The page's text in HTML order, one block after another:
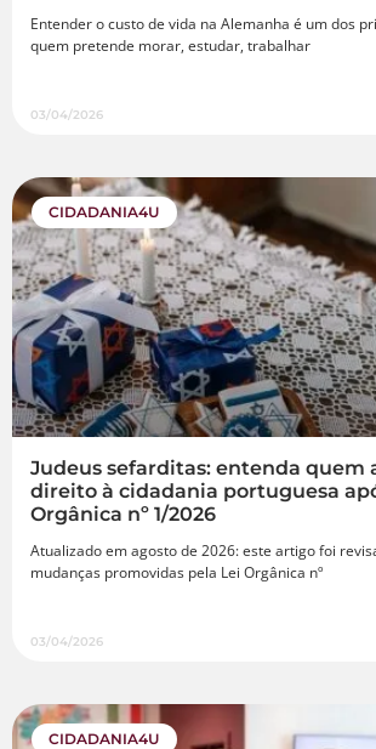
Entender o custo de vida na Alemanha é um dos
quem pretende morar, estudar, trabalhar
03/04/2026
CIDADANIA4U
Judeus sefarditas: entenda quem
direito à cidadania portuguesa
Orgânica nº 1/2026
Atualizado em agosto de 2026: este artigo foi
mudanças promovidas pela Lei Orgânica nº
03/04/2026
CIDADANIA4U